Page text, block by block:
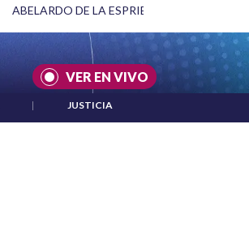
ABELARDO DE LA ESPRIELLA Y DMG
VER EN VIVO
| JUSTICIA